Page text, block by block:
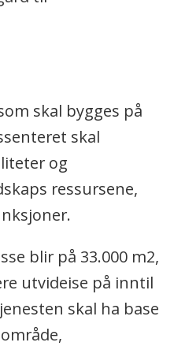
skal bygges på
skal
og
ressursene,
blir på 33.000 m2,
utvideise på inntil
skal ha base